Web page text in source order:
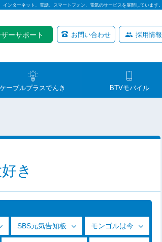
ンターネット、電話、スマートフォン、電気のサービスを展開しています。
ーサポート お問い合わせ 採用情報
ケーブルプラスでんき BTVモバイル
き
SBS元気告知板 モンゴルは今